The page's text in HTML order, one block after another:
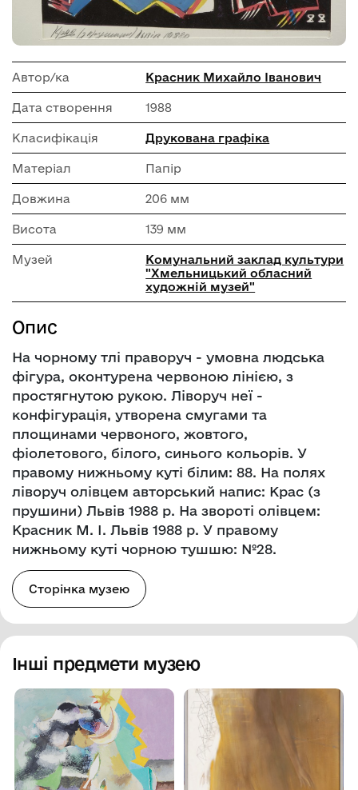
Автор/ка Красник Михайло Іванович
Дата створення 1988
Класифікація Друкована графіка
Матеріал Папір
Довжина 206 мм
Висота 139 мм
Музей
Комунальний заклад культури
"Хмельницький обласний
художній музей"
Опис
На чорному тлі праворуч - умовна людська
фігура, оконтурена червоною лінією, з
простягнутою рукою. Ліворуч неї -
конфігурація, утворена смугами та
площинами червоного, жовтого,
фіолетового, білого, синього кольорів. У
правому нижньому куті білим: 88. На полях
ліворуч олівцем авторський напис: Крас (з
прушини) Львів 1988 р. На звороті олівцем:
Красник М. І. Львів 1988 р. У правому
нижньому куті чорною тушшю: №28.
Сторінка музею
Інші предмети музею